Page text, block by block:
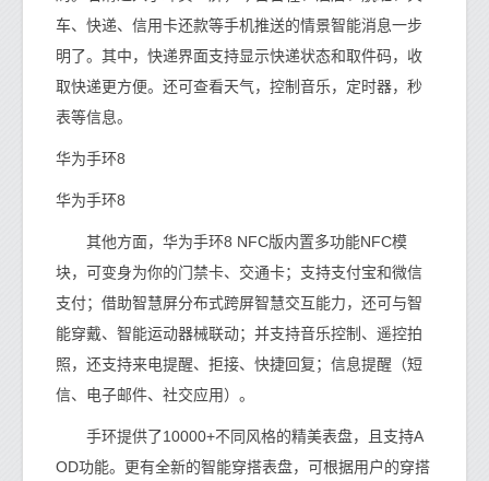
车、快递、信用卡还款等手机推送的情景智能消息一步
明了。其中，快递界面支持显示快递状态和取件码，收
取快递更方便。还可查看天气，控制音乐，定时器，秒
表等信息。
华为手环8
华为手环8
其他方面，华为手环8 NFC版内置多功能NFC模
块，可变身为你的门禁卡、交通卡；支持支付宝和微信
支付；借助智慧屏分布式跨屏智慧交互能力，还可与智
能穿戴、智能运动器械联动；并支持音乐控制、遥控拍
照，还支持来电提醒、拒接、快捷回复；信息提醒（短
信、电子邮件、社交应用）。
手环提供了10000+不同风格的精美表盘，且支持A
OD功能。更有全新的智能穿搭表盘，可根据用户的穿搭